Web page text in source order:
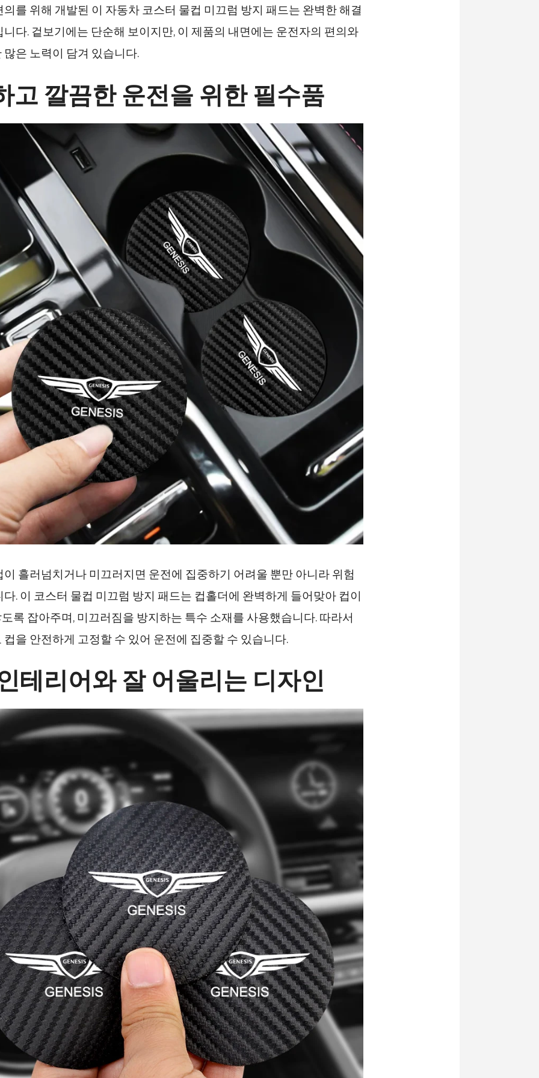
를 위해 개발된 이 자동차 코스터 물컵 미끄럼 방지 패드는 완벽한 해결
다. 겉보기에는 단순해 보이지만, 이 제품의 내면에는 운전자의 편의와
은 노력이 담겨 있습니다.
고 깔끔한 운전을 위한 필수품
흘러넘치거나 미끄러지면 운전에 집중하기 어려울 뿐만 아니라 위험
. 이 코스터 물컵 미끄럼 방지 패드는 컵홀더에 완벽하게 들어맞아 컵이
록 잡아주며, 미끄러짐을 방지하는 특수 소재를 사용했습니다. 따라서
을 안전하게 고정할 수 있어 운전에 집중할 수 있습니다.
테리어와 잘 어울리는 디자인